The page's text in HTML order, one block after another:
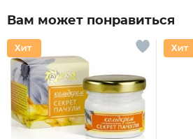
Вам может понравиться